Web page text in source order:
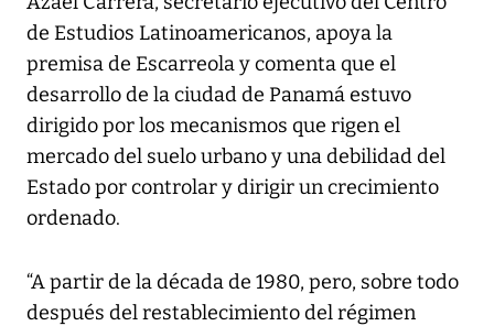
de Estudios Latinoamericanos, apoya la
premisa de Escarreola y comenta que el
desarrollo de la ciudad de Panamá estuvo
dirigido por los mecanismos que rigen el
mercado del suelo urbano y una debilidad del
Estado por controlar y dirigir un crecimiento
ordenado.
“A partir de la década de 1980, pero, sobre todo
después del restablecimiento del régimen